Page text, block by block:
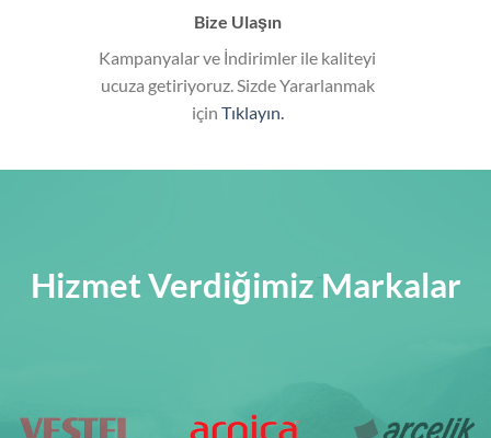
Bize Ulaşın
Kampanyalar ve İndirimler ile kaliteyi
ucuza getiriyoruz. Sizde Yararlanmak
için Tıklayın.
Hizmet Verdiğimiz Markalar